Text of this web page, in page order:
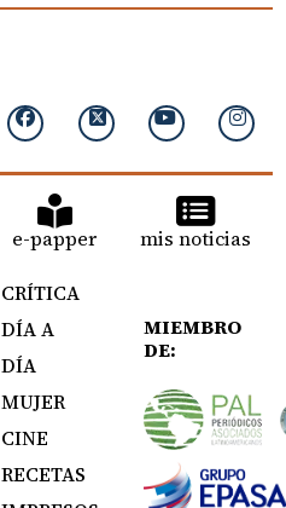
e-papper mis noticias
CRÍTICA
DÍA A
DÍA
MUJER
CINE
RECETAS
MIEMBRO
DE: